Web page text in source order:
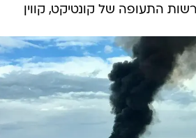
התעופה של קונטיקט, קווין